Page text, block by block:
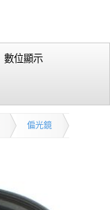
數位顯示
偏光鏡